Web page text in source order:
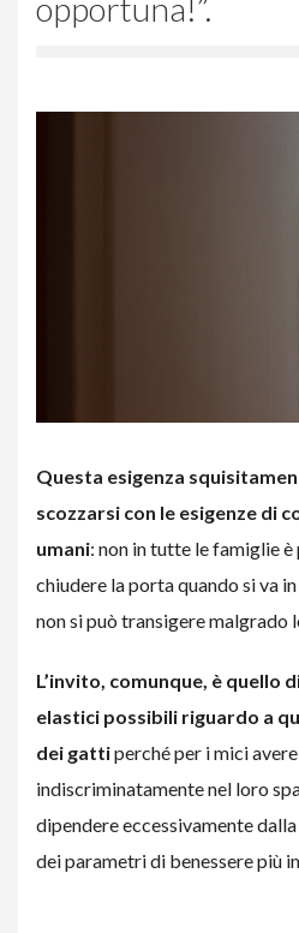
opportuna!”.
Questa esigenza
scozzarsi con le esigenze di
umani: non in tutte le famiglie
chiudere la porta quando si va
non si può transigere malgrado
L’invito, comunque, è quello
elastici possibili riguardo a
dei gattiperché per i mici
indiscriminatamente nel loro
dipendere eccessivamente
dei parametri di benessere più